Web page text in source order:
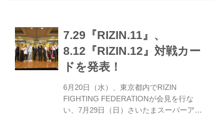
7.29『RIZIN.11』、
8.12『RIZIN.12』対戦カー
ドを発表！
6月20日（水）、東京都内でRIZIN
FIGHTING FEDERATIONが会見を行な
い、7月29日（日）さいたまスーパーアリ